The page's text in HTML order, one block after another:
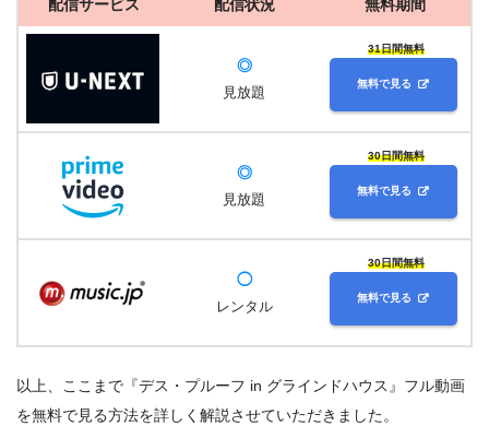
配信サービス 配信状況 無料期間
◎
見放題
31日間無料
無料で見る
◎
見放題
30日間無料
無料で見る
◯
レンタル
30日間無料
無料で見る
以上、ここまで『デス・プルーフ in グラインドハウス』フル動画
を無料で見る方法を詳しく解説させていただきました。